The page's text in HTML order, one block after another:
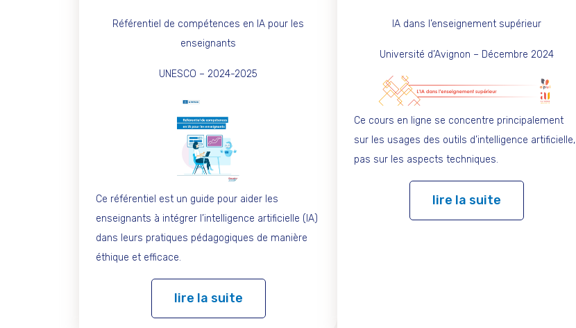
Référentiel de compétences en IA pour les
enseignants
UNESCO – 2024-2025
Ce référentiel est un guide pour aider les
enseignants à intégrer l’intelligence artificielle (IA)
dans leurs pratiques pédagogiques de manière
éthique et efficace.
lire la suite
IA dans l’enseignement supérieur
Université d’Avignon – Décembre 2024
Ce cours en ligne se concentre principalement
sur les usages des outils d’intelligence artificielle,
pas sur les aspects techniques.
lire la suite